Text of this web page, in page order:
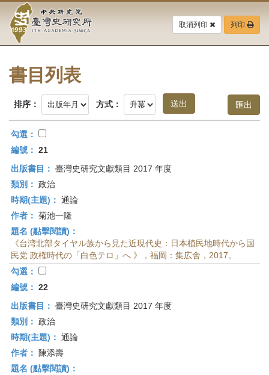
要
中
央
研
究
院-
臺
灣
史
研
究
所-
首
頁
取消列印 列印
書目列表
排序： 方式：
勾選：
編號： 21
出版書目： 臺灣史研究文獻類目 2017 年度
類別： 政治
時期(主題)： 通論
作者： 菊池一隆
題名 (點擊閱讀)：
《台湾北部タイヤル族から見た近現代史：日本植民地時代から国
民党 政権時代の「白色テロ」へ 》，福岡：集広舎，2017。
勾選：
編號： 22
出版書目： 臺灣史研究文獻類目 2017 年度
類別： 政治
時期(主題)： 通論
作者：
陳添壽
題名 (點擊閱讀)：